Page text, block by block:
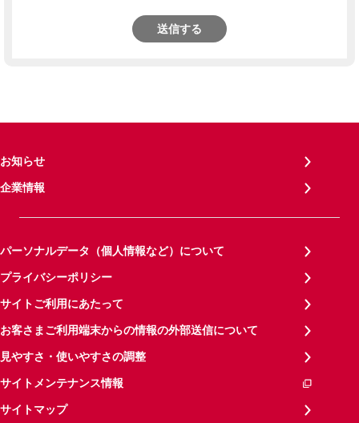
送信する
お知らせ
企業情報
パーソナルデータ（個人情報など）について
プライバシーポリシー
サイトご利用にあたって
お客さまご利用端末からの情報の外部送信について
見やすさ・使いやすさの調整
サイトメンテナンス情報
サイトマップ